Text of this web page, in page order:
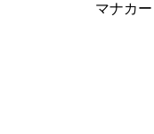
マナカ